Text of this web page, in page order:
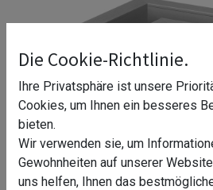
Die Cookie-Richtlinie.
Ihre Privatsphäre ist unsere
Cookies, um Ihnen ein besseres
bieten.
Wir verwenden sie, um
Gewohnheiten auf unserer
uns helfen, Ihnen das